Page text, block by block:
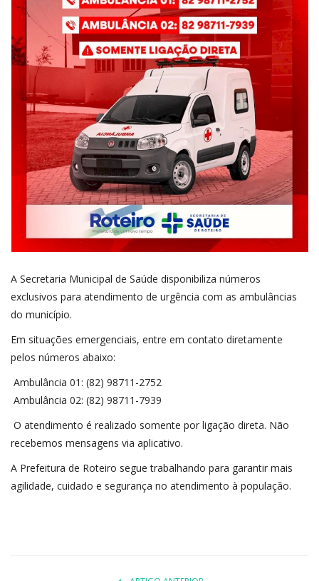
A Secretaria Municipal de Saúde disponibiliza números
exclusivos para atendimento de urgência com as ambulâncias
do município.
Em situações emergenciais, entre em contato diretamente
pelos números abaixo:
Ambulância 01: (82) 98711-2752
Ambulância 02: (82) 98711-7939
O atendimento é realizado somente por ligação direta. Não
recebemos mensagens via aplicativo.
A Prefeitura de Roteiro segue trabalhando para garantir mais
agilidade, cuidado e segurança no atendimento à população.